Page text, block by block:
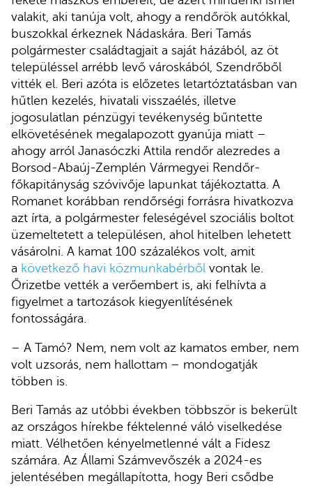
valakit, aki tanúja volt, ahogy a rendőrök autókkal,
buszokkal érkeznek Nádaskára. Beri Tamás
polgármester családtagjait a saját házából, az öt
településsel arrébb levő városkából, Szendrőből
vitték el. Beri azóta is előzetes letartóztatásban van
hűtlen kezelés, hivatali visszaélés, illetve
jogosulatlan pénzügyi tevékenység bűntette
elkövetésének megalapozott gyanúja miatt –
ahogy arról Janasóczki Attila rendőr alezredes a
Borsod-Abaúj-Zemplén Vármegyei Rendőr-
főkapitányság szóvivője lapunkat tájékoztatta. A
Romanet korábban rendőrségi forrásra hivatkozva
azt írta, a polgármester feleségével szociális boltot
üzemeltetett a településen, ahol hitelben lehetett
vásárolni. A kamat 100 százalékos volt, amit
a következő havi közmunkabérből vontak le.
Őrizetbe vették a verőembert is, aki felhívta a
figyelmet a tartozások kiegyenlítésének
fontosságára.
– A Tamó? Nem, nem volt az kamatos ember, nem
volt uzsorás, nem hallottam – mondogatják
többen is.
Beri Tamás az utóbbi években többször is bekerült
az országos hírekbe féktelenné váló viselkedése
miatt. Vélhetően kényelmetlenné vált a Fidesz
számára. Az Állami Számvevőszék a 2024-es
jelentésében megállapította, hogy Beri csődbe